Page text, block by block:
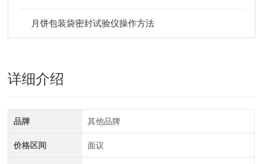
月饼包装袋密封试验仪操作方法
详细介绍
品牌 其他品牌
价格区间 面议